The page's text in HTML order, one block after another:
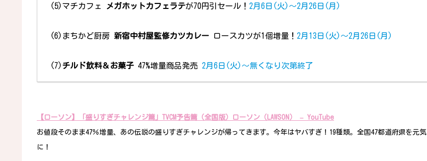
(5)マチカフェ メガホットカフェラテが70円引セール！ 2月6日(火)～2月26日(月)
(6)まちかど厨房 新宿中村屋監修カツカレーロースカツが1個増量！ 2月13日(火)～2月26日(月)
(7)チルド飲料＆お菓子47%増量商品発売 2月6日(火)～無くなり次第終了
【ローソン】「盛りすぎチャレンジ篇」TVCM予告篇（全国版）ローソン（LAWSON） – YouTube
お値段そのまま47％増量、あの伝説の盛りすぎチャレンジが帰ってきます。今年はヤバすぎ！19種類。全国47都道府県を元気
に！